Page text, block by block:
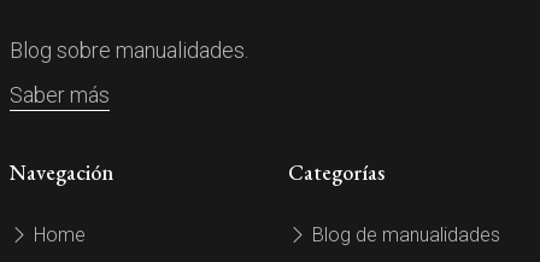
Blog sobre manualidades.
Saber más
Navegación
Home
Categorías
Blog de manualidades